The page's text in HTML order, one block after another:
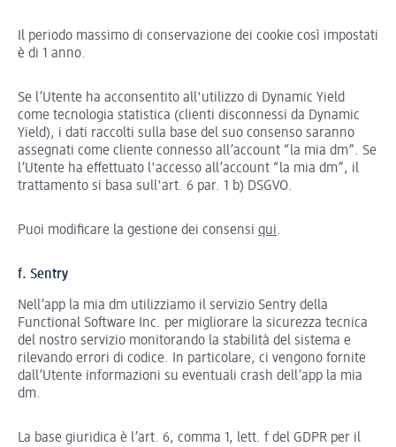
Il periodo massimo di conservazione dei cookie così impostati
è di 1 anno.
Se l’Utente ha acconsentito all'utilizzo di Dynamic Yield
come tecnologia statistica (clienti disconnessi da Dynamic
Yield), i dati raccolti sulla base del suo consenso saranno
assegnati come cliente connesso all’account “la mia dm”. Se
l’Utente ha effettuato l'accesso all’account “la mia dm”, il
trattamento si basa sull'art. 6 par. 1 b) DSGVO.
Puoi modificare la gestione dei consensi qui.
f. Sentry
Nell’app la mia dm utilizziamo il servizio Sentry della
Functional Software Inc. per migliorare la sicurezza tecnica
del nostro servizio monitorando la stabilità del sistema e
rilevando errori di codice. In particolare, ci vengono fornite
dall’Utente informazioni su eventuali crash dell’app la mia
dm.
La base giuridica è l’art. 6, comma 1, lett. f del GDPR per il